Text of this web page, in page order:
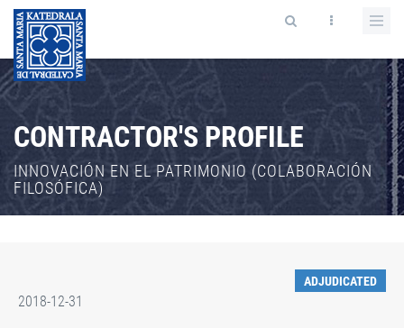
CONTRACTOR'S PROFILE
INNOVACIÓN EN EL PATRIMONIO (COLABORACIÓN
FILOSÓFICA)
ADJUDICATED
2018-12-31